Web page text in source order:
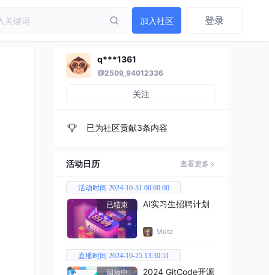
加入社区 登录
q***1361
@2509_94012336
关注
已为社区贡献3条内容
活动日历 查看更多
活动时间 2024-10-31 00:00:00
已结束
AI实习生招聘计划
Metz
直播时间 2024-10-25 13:30:51
回放中
2024 GitCode开源